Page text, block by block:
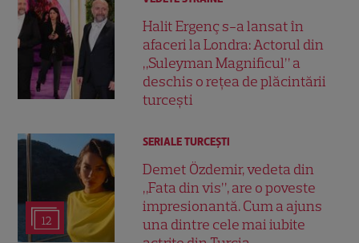
Halit Ergenç s-a lansat în
afaceri la Londra: Actorul din
„Suleyman Magnificul” a
deschis o rețea de plăcintării
turcești
12
SERIALE TURCEŞTI
Demet Özdemir, vedeta din
„Fata din vis”, are o poveste
impresionantă. Cum a ajuns
una dintre cele mai iubite